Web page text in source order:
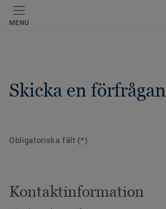
MENU
Skicka en förfrågan
Obligatoriska fält (*)
Kontaktinformation